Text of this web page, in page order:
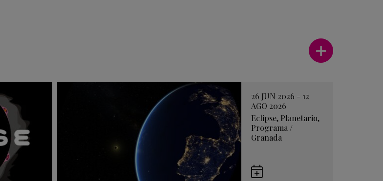
Ver más
26 JUN 2026 - 12
AGO 2026
Eclipse, Planetario,
Programa /
Granada